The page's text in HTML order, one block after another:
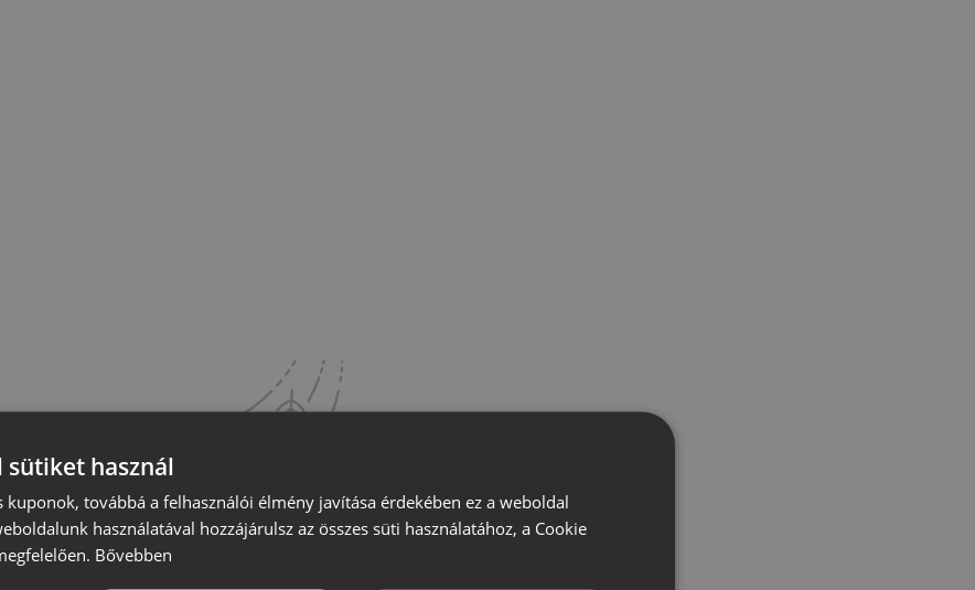
sütiket használ
kuponok, továbbá a felhasználói élmény javítása érdekében ez a weboldal
használatával hozzájárulsz az összes süti használatához, a Cookie
Bővebben